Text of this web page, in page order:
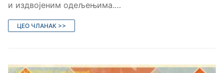
и издвојеним одељењима.…
ЦЕО ЧЛАНАК >>